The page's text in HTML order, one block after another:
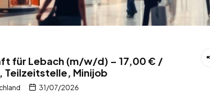
für Lebach (m/w/d) – 17,00 € /
Teilzeitstelle, Minijob
31/07/2026